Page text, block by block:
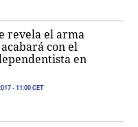
revela el arma
con el
en
- 11:00 CET